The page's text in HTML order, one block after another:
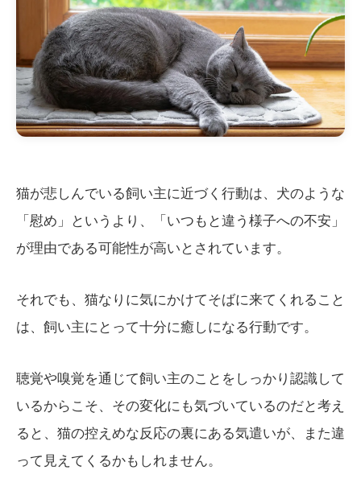
猫が悲しんでいる飼い主に近づく行動は、犬のような
「慰め」というより、「いつもと違う様子への不安」
が理由である可能性が高いとされています。
それでも、猫なりに気にかけてそばに来てくれること
は、飼い主にとって十分に癒しになる行動です。
聴覚や嗅覚を通じて飼い主のことをしっかり認識して
いるからこそ、その変化にも気づいているのだと考え
ると、猫の控えめな反応の裏にある気遣いが、また違
って見えてくるかもしれません。